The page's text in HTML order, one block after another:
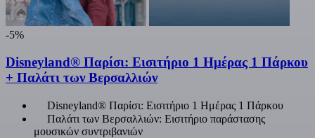
-5%
Disneyland® Παρίσι: Εισιτήριο 1 Ημέρας 1 Πάρκου
+ Παλάτι των Βερσαλλιών
Disneyland® Παρίσι: Εισιτήριο 1 Ημέρας 1 Πάρκου
Παλάτι των Βερσαλλιών: Εισιτήριο παράστασης
μουσικών συντριβανιών